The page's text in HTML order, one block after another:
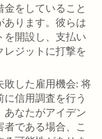
をしていること
あります。彼らは
を開設し、支払い
レジットに打撃を
敗した雇用機会: 将
信用調査を行う
あなたがアイデン
である場合、こ